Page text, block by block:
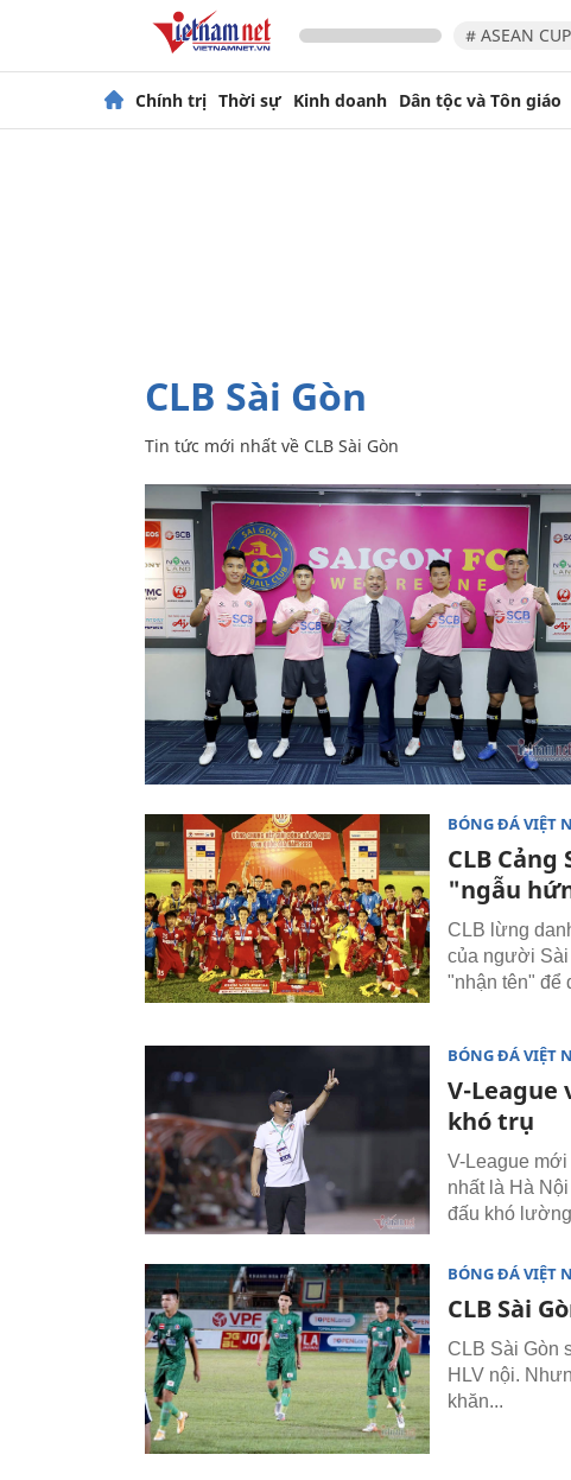
# ASEAN
Chính trị Thời sự Kinh doanh Dân tộc và Tôn giáo
CLB Sài Gòn
Tin tức mới nhất về CLB Sài Gòn
BÓNG ĐÁ VIỆT
CLB
"ngẫu
CLB lừng
của người
"nhận tên" để
BÓNG ĐÁ VIỆT
V-
khó trụ
V-League
nhất là Hà
đấu khó
BÓNG ĐÁ VIỆT
CLB Sài
CLB Sài Gòn
HLV nội.
khăn...